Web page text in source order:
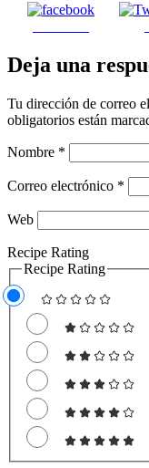
Deja una
Tu dirección de correo
obligatorios están
Nombre *
Correo electrónico *
Web
Recipe Rating
Recipe Rating